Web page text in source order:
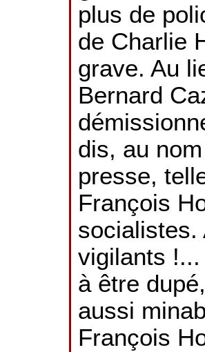
plus de
de Charlie
grave. Au
Bernard
dis, au
presse,
François
socialistes.
vigilants
à être
aussi
François